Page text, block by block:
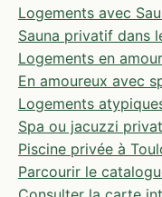
Logements avec
Sauna privatif dans
Logements en
En amoureux avec
Logements
Spa ou jacuzzi
Piscine privée à
Parcourir le